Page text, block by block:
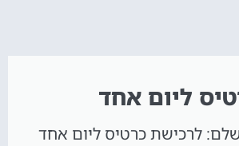
ליום אחד
לרכישת כרטיס ליום אחד